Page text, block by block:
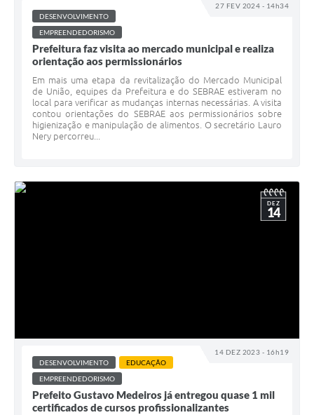
27 FEV 2024 - 14h34
DESENVOLVIMENTO
EMPREENDEDORISMO
Prefeitura faz visita ao mercado municipal e realiza
orientação aos permissionários
Em mais uma etapa da revitalização do Mercado Municipal
de União, equipes da Prefeitura e do SEBRAE estiveram no
local para verificar as mudanças internas necessárias. A visita
contou orientações do SEBRAE aos permissionários sobre
higienização e manipulação de alimentos. O secretário Lauro
Nery percorreu...
14 DEZ 2023 - 16h19
DEZ
14
DESENVOLVIMENTO
EDUCAÇÃO
EMPREENDEDORISMO
Prefeito Gustavo Medeiros já entregou quase 1 mil
certificados de cursos profissionalizantes